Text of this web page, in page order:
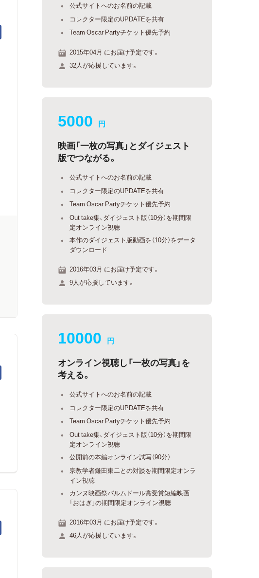
公式サイトへのお名前の記載
コレクター限定のUPDATEを共有
Team Oscar Partyチケット優先予約
2015年04月 にお届け予定です。
32人が応援しています。
5000 円
映画「一枚の写真」とダイジェスト
版でつながる。
公式サイトへのお名前の記載
コレクター限定のUPDATEを共有
Team Oscar Partyチケット優先予約
Out take集、ダイジェスト版（10分）を期間限
定オンライン視聴
本作のダイジェスト版動画を（10分）をデータ
ダウンロード
2016年03月 にお届け予定です。
9人が応援しています。
10000 円
オンライン視聴し「一枚の写真」を
考える。
公式サイトへのお名前の記載
コレクター限定のUPDATEを共有
Team Oscar Partyチケット優先予約
Out take集、ダイジェスト版（10分）を期間限
定オンライン視聴
公開前の本編オンライン試写（90分）
宗教学者鎌田東二との対談を期間限定オンラ
イン視聴
カンヌ映画祭パルムドール賞受賞短編映画
「おはぎ」の期間限定オンライン視聴
2016年03月 にお届け予定です。
46人が応援しています。